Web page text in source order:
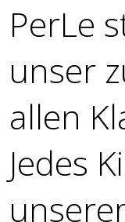
PerLe
unser
allen
Jedes